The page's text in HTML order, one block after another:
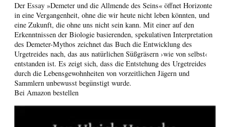
Der Essay »Demeter und die Allmende des Seins« öffnet Horizonte
in eine Vergangenheit, ohne die wir heute nicht leben könnten, und
eine Zukunft, die ohne uns nicht sein kann. Mit einer auf den
Erkenntnissen der Biologie basierenden, spekulativen Interpretation
des Demeter-Mythos zeichnet das Buch die Entwicklung des
Urgetreides nach, das aus natürlichen Süßgräsern ›wie von selbst‹
entstanden ist. Es zeigt sich, dass die Entstehung des Urgetreides
durch die Lebensgewohnheiten von vorzeitlichen Jägern und
Sammlern unbewusst begünstigt wurde.
Bei Amazon bestellen